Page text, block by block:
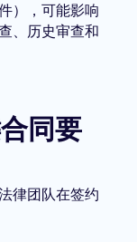
），可能影响
、历史审查和
同要
律团队在签约